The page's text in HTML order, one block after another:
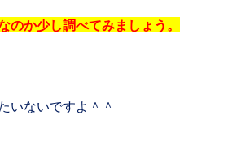
のか少し調べてみましょう。
いないですよ＾＾